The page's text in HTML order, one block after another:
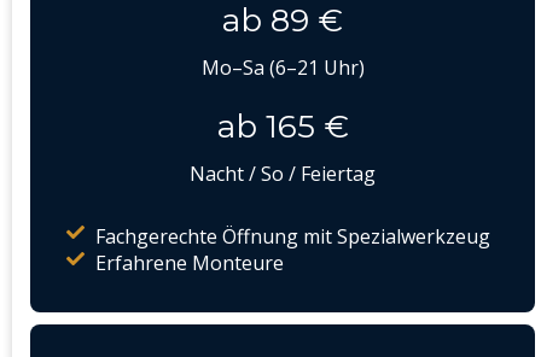
ab 89 €
Mo–Sa (6–21 Uhr)
ab 165 €
Nacht / So / Feiertag
Fachgerechte Öffnung mit Spezialwerkzeug
Erfahrene Monteure